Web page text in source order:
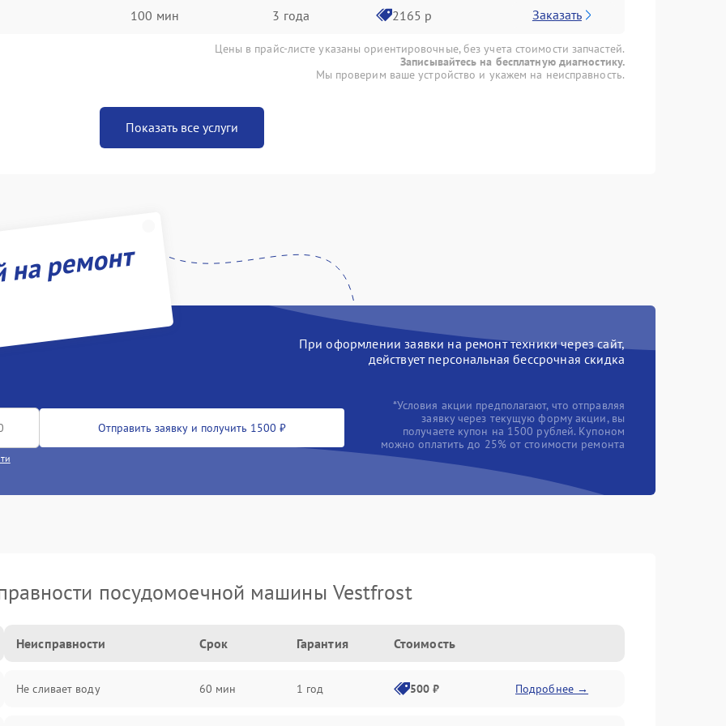
100 мин 3 года 2165 р Заказать
Цены в прайс-листе указаны ориентировочные, без учета стоимости запчастей.
Записывайтесь на бесплатную диагностику.
Мы проверим ваше устройство и укажем на неисправность.
Показать все услуги
ремонт
При оформлении заявки на ремонт техники через сайт,
действует персональная бессрочная скидка
Отправить заявку и получить 1500 ₽
*Условия акции предполагают, что отправляя
заявку через текущую форму акции, вы
получаете купон на 1500 рублей. Купоном
можно оплатить до 25% от стоимости ремонта
посудомоечной машины Vestfrost
Неисправности Срок Гарантия Стоимость
Не сливает воду 60 мин 1 год 500 ₽ Подробнее →